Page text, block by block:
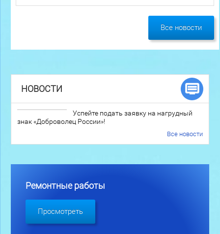
Все новости
НОВОСТИ
Успейте подать заявку на нагрудный
знак «Доброволец России»!
Все новости
Ремонтные работы
Просмотреть